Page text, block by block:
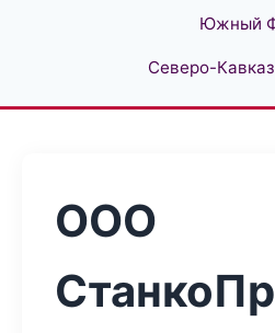
Южный
Северо-
ООО